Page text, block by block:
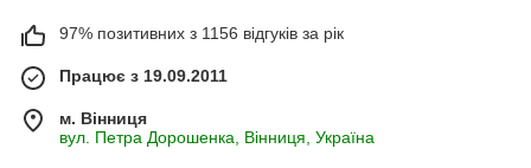
97% позитивних з 1156 відгуків за рік
Працює з 19.09.2011
м. Вінниця
вул. Петра Дорошенка, Вінниця, Україна